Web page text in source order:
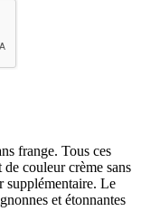
frange. Tous ces
couleur crème sans
supplémentaire. Le
et étonnantes